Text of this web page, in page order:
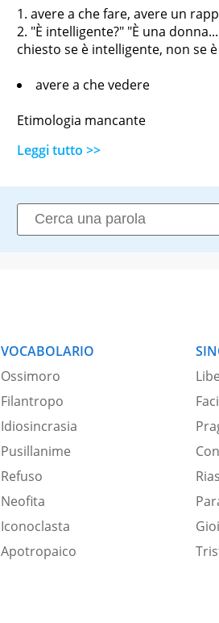
avere a che fare, avere un
"È intelligente?" "È una
chiesto se è intelligente, non se
avere a che vedere
Etimologia mancante
Leggi tutto >>
VOCABOLARIO
Ossimoro
Filantropo
Idiosincrasia
Pusillanime
Refuso
Neofita
Iconoclasta
Apotropaico